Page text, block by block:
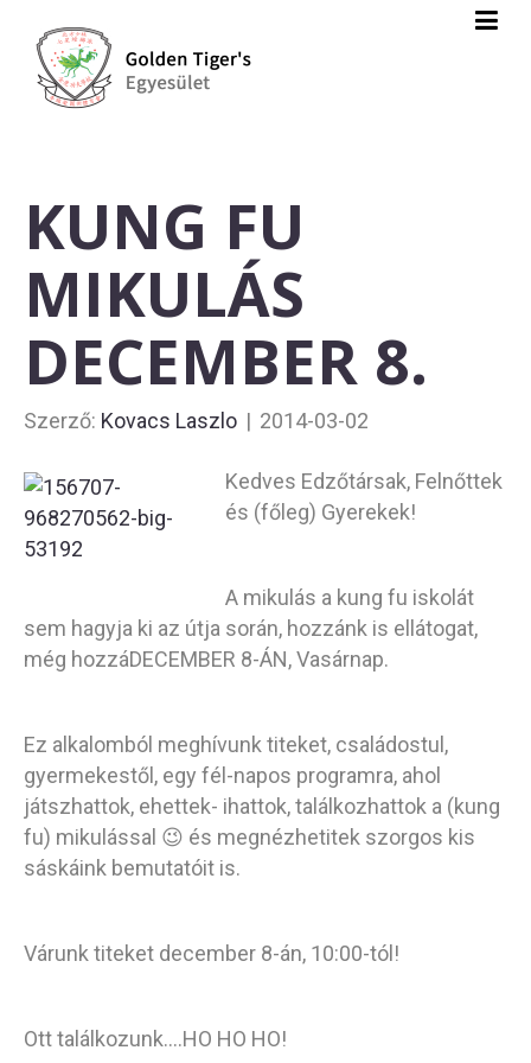
KUNG FU
MIKULÁS
DECEMBER 8.
Szerző: Kovacs Laszlo | 2014-03-02
Kedves Edzőtársak, Felnőttek
és (főleg) Gyerekek!
A mikulás a kung fu iskolát
sem hagyja ki az útja során, hozzánk is ellátogat,
még hozzáDECEMBER 8-ÁN, Vasárnap.
Ez alkalomból meghívunk titeket, családostul,
gyermekestől, egy fél-napos programra, ahol
játszhattok, ehettek- ihattok, találkozhattok a (kung
fu) mikulással 😉 és megnézhetitek szorgos kis
sáskáink bemutatóit is.
Várunk titeket december 8-án, 10:00-tól!
Ott találkozunk….HO HO HO!